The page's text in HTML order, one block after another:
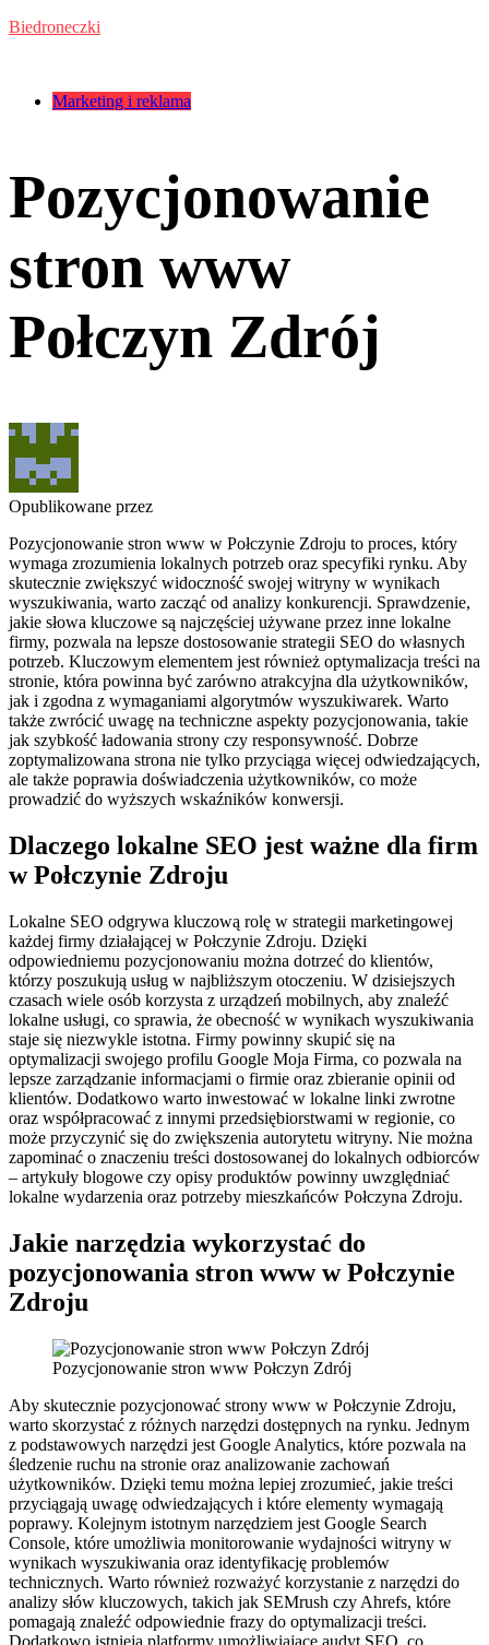
Przejdź
Biedroneczki
Kategorie:Marketing i reklama
Pozycjonowanie
stron www
Połczyn Zdrój
Opublikowane przez
Pozycjonowanie stron www w Połczynie Zdroju to proces, który
wymaga zrozumienia lokalnych potrzeb oraz specyfiki rynku. Aby
skutecznie zwiększyć widoczność swojej witryny w wynikach
wyszukiwania, warto zacząć od analizy konkurencji. Sprawdzenie,
jakie słowa kluczowe są najczęściej używane przez inne lokalne
firmy, pozwala na lepsze dostosowanie strategii SEO do własnych
potrzeb. Kluczowym elementem jest również optymalizacja treści na
stronie, która powinna być zarówno atrakcyjna dla użytkowników,
jak i zgodna z wymaganiami algorytmów wyszukiwarek. Warto
także zwrócić uwagę na techniczne aspekty pozycjonowania, takie
jak szybkość ładowania strony czy responsywność. Dobrze
zoptymalizowana strona nie tylko przyciąga więcej odwiedzających,
ale także poprawia doświadczenia użytkowników, co może
prowadzić do wyższych wskaźników konwersji.
Dlaczego lokalne SEO jest ważne dla firm
w Połczynie Zdroju
Lokalne SEO odgrywa kluczową rolę w strategii marketingowej
każdej firmy działającej w Połczynie Zdroju. Dzięki
odpowiedniemu pozycjonowaniu można dotrzeć do klientów,
którzy poszukują usług w najbliższym otoczeniu. W dzisiejszych
czasach wiele osób korzysta z urządzeń mobilnych, aby znaleźć
lokalne usługi, co sprawia, że obecność w wynikach wyszukiwania
staje się niezwykle istotna. Firmy powinny skupić się na
optymalizacji swojego profilu Google Moja Firma, co pozwala na
lepsze zarządzanie informacjami o firmie oraz zbieranie opinii od
klientów. Dodatkowo warto inwestować w lokalne linki zwrotne
oraz współpracować z innymi przedsiębiorstwami w regionie, co
może przyczynić się do zwiększenia autorytetu witryny. Nie można
zapominać o znaczeniu treści dostosowanej do lokalnych odbiorców
– artykuły blogowe czy opisy produktów powinny uwzględniać
lokalne wydarzenia oraz potrzeby mieszkańców Połczyna Zdroju.
Jakie narzędzia wykorzystać do
pozycjonowania stron www w Połczynie
Zdroju
Pozycjonowanie stron www Połczyn Zdrój
Aby skutecznie pozycjonować strony www w Połczynie Zdroju,
warto skorzystać z różnych narzędzi dostępnych na rynku. Jednym
z podstawowych narzędzi jest Google Analytics, które pozwala na
śledzenie ruchu na stronie oraz analizowanie zachowań
użytkowników. Dzięki temu można lepiej zrozumieć, jakie treści
przyciągają uwagę odwiedzających i które elementy wymagają
poprawy. Kolejnym istotnym narzędziem jest Google Search
Console, które umożliwia monitorowanie wydajności witryny w
wynikach wyszukiwania oraz identyfikację problemów
technicznych. Warto również rozważyć korzystanie z narzędzi do
analizy słów kluczowych, takich jak SEMrush czy Ahrefs, które
pomagają znaleźć odpowiednie frazy do optymalizacji treści.
Dodatkowo istnieją platformy umożliwiające audyt SEO, co